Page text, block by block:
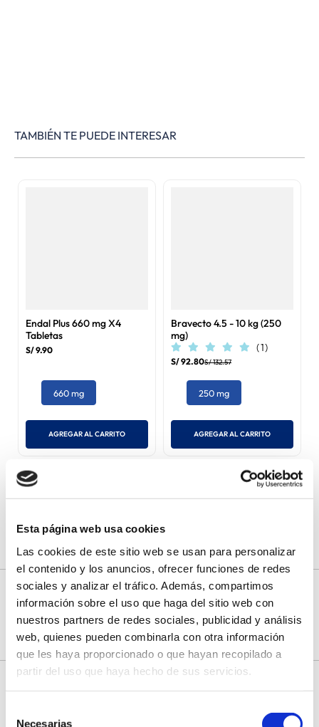
Esta página web usa cookies
Las cookies de este sitio web se usan para personalizar
el contenido y los anuncios, ofrecer funciones de redes
sociales y analizar el tráfico. Además, compartimos
información sobre el uso que haga del sitio web con
nuestros partners de redes sociales, publicidad y análisis
web, quienes pueden combinarla con otra información
que les haya proporcionado o que hayan recopilado a
partir del uso que haya hecho de sus servicios.
Necesarias
TAMBIÉN TE PUEDE INTERESAR
Endal Plus 660 mg X4
Tabletas
S/9.90
660 mg
AGREGAR AL CARRITO
Bravecto 4.5 - 10 kg (250
mg)
(1)
S/92.80S/132.57
250 mg
AGREGAR AL CARRITO
ACERCA DEL PRODUCTO
ESPECIFICACIONES TÉCNICAS INGREDIENTES
DESCRIPCIÓN
Fórmula Natural Vet Care Gato Renal es un alimento de